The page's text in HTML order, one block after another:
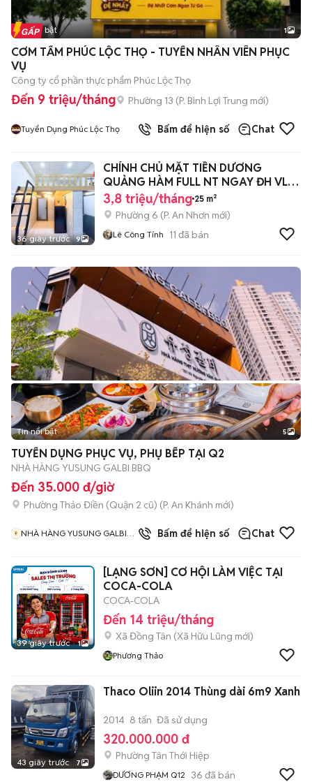
Tin nổi bật 1
CƠM TẤM PHÚC LỘC THỌ - TUYỂN NHÂN VIÊN PHỤC
VỤ
Công ty cổ phần thực phẩm Phúc Lộc Thọ
Đến 9 triệu/tháng Phường 13 (P. Bình Lợi Trung mới)
Tuyển Dụng Phúc Lộc Thọ Bấm để hiện số Chat
36 giây trước 9
CHÍNH CHỦ MẶT TIỀN DƯƠNG
QUẢNG HÀM FULL NT NGAY ĐH VL
CS3, IUH, EMART
3,8 triệu/tháng 25 m²
Phường 6 (P. An Nhơn mới)
Lê Công Tính 11 đã bán
Tin nổi bật 5
TUYỂN DỤNG PHỤC VỤ, PHỤ BẾP TẠI Q2
NHÀ HÀNG YUSUNG GALBI BBQ
Đến 35.000 đ/giờ
Phường Thảo Điền (Quận 2 cũ) (P. An Khánh mới)
NHÀ HÀNG YUSUNG GALBI
Bấm để hiện số Chat
39 giây trước 1
[LẠNG SƠN] CƠ HỘI LÀM VIỆC TẠI
COCA-COLA
COCA-COLA
Đến 14 triệu/tháng
Xã Đồng Tân (Xã Hữu Lũng mới)
Phương Thảo
43 giây trước 7
Thaco Oliin 2014 Thùng dài 6m9 Xanh
2014 8 tấn Đã sử dụng
320.000.000 đ
Phường Tân Thới Hiệp
DƯƠNG PHẠM Q12 36 đã bán